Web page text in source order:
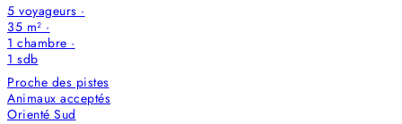
5 voyageurs ·
35 m² ·
1 chambre ·
1sdb
Proche des pistes
Animaux acceptés
Orienté Sud